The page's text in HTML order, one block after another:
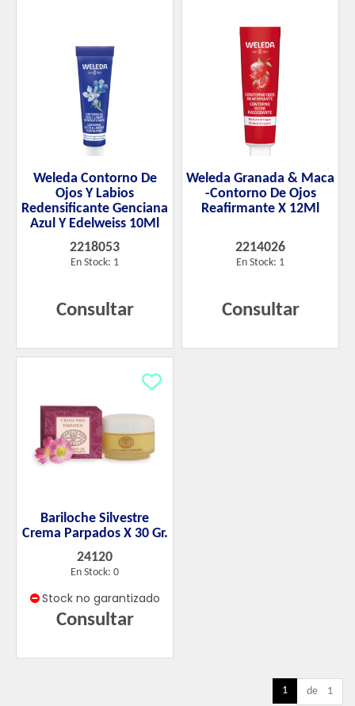
Weleda Contorno De
Ojos Y Labios
Redensificante Genciana
Azul Y Edelweiss 10Ml
2218053
En Stock: 1
Consultar
Weleda Granada & Maca
-Contorno De Ojos
Reafirmante X 12Ml
2214026
En Stock: 1
Consultar
Bariloche Silvestre
Crema Parpados X 30 Gr.
24120
En Stock: 0
Stock no garantizado
Consultar
1 de 1